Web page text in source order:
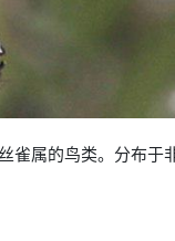
雀属的鸟类。分布于